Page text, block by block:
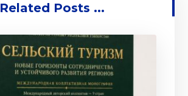
Related Posts ...